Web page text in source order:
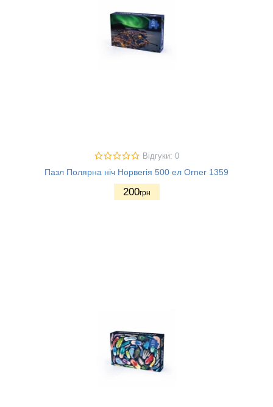
Відгуки: 0
Пазл Полярна ніч Норвегія 500 ел Orner 1359
200грн